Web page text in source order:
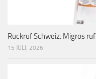
Rückruf Schweiz: Migros
15 JULI, 2026